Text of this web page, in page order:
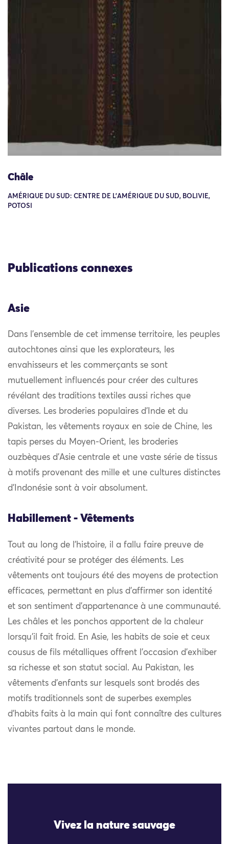
Châle
AMÉRIQUE DU SUD: CENTRE DE L'AMÉRIQUE DU SUD, BOLIVIE,
POTOSI
Publications connexes
Asie
Dans l’ensemble de cet immense territoire, les peuples
autochtones ainsi que les explorateurs, les
envahisseurs et les commerçants se sont
mutuellement influencés pour créer des cultures
révélant des traditions textiles aussi riches que
diverses. Les broderies populaires d’Inde et du
Pakistan, les vêtements royaux en soie de Chine, les
tapis perses du Moyen-Orient, les broderies
ouzbèques d’Asie centrale et une vaste série de tissus
à motifs provenant des mille et une cultures distinctes
d’Indonésie sont à voir absolument.
Habillement - Vêtements
Tout au long de l’histoire, il a fallu faire preuve de
créativité pour se protéger des éléments. Les
vêtements ont toujours été des moyens de protection
efficaces, permettant en plus d’affirmer son identité
et son sentiment d’appartenance à une communauté.
Les châles et les ponchos apportent de la chaleur
lorsqu’il fait froid. En Asie, les habits de soie et ceux
cousus de fils métalliques offrent l’occasion d’exhiber
sa richesse et son statut social. Au Pakistan, les
vêtements d’enfants sur lesquels sont brodés des
motifs traditionnels sont de superbes exemples
d’habits faits à la main qui font connaître des cultures
vivantes partout dans le monde.
Vivez la nature sauvage